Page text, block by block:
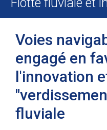
Voies
engagé en
l'innovation
fluviale